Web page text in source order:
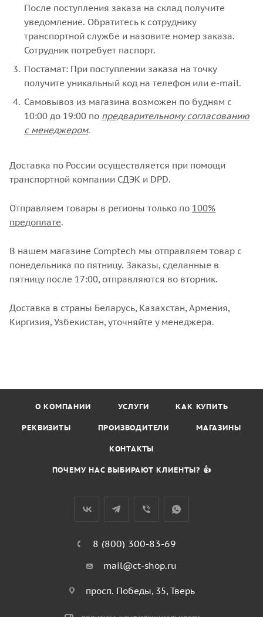
После поступления заказа на склад получите
уведомление. Обратитесь к сотруднику
транспортной службе и назовите номер заказа.
Сотрудник потребует паспорт.
Постамат: При поступлении заказа на точку
получите уникальный код на телефон или e-mail.
Самовывоз из магазина возможен по будням с
10:00 до 19:00 по предварительному согласованию
с менеджером.
Доставка по России осуществляется при помощи
транспортной компании СДЭК и DPD.
Отправляем товары в регионы только по 100%
предоплате.
В нашем магазине Comptech мы отправляем товар с
понедельника по пятницу. Заказы, сделанные в
пятницу после 17:00, отправляются во вторник.
Доставка в страны Беларусь, Казахстан, Армения,
Киргизия, Узбекистан, уточняйте у менеджера.
О КОМПАНИИ УСЛУГИ КАК КУПИТЬ
РЕКВИЗИТЫ ПРОИЗВОДИТЕЛИ МАГАЗИНЫ
КОНТАКТЫ
ПОЧЕМУ НАС ВЫБИРАЮТ КЛИЕНТЫ? 👍
8 (800) 300-83-69
mail@ct-shop.ru
просп. Победы, 35, Тверь